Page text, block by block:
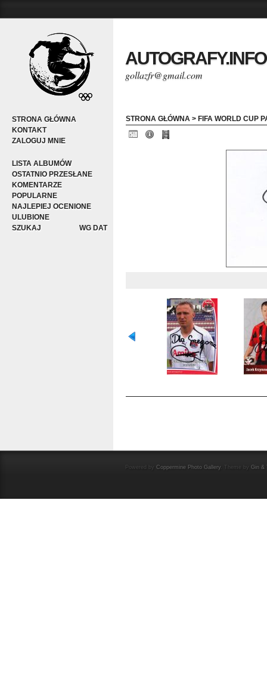
STRONA GŁÓWNA
KONTAKT
ZALOGUJ MNIE
LISTA ALBUMÓW
OSTATNIO PRZESŁANE
KOMENTARZE
POPULARNE
NAJLEPIEJ OCENIONE
ULUBIONE
WG DAT
SZUKAJ
gollazfr@gmail.com
STRONA GŁÓWNA > FIFA WORLD CUP
Powered by Coppermine Photo Gallery. Theme by Gin &